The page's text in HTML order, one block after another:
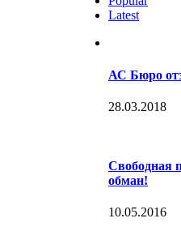
Latest
АС Бюро
28.03.2018
Свободная
обман!
10.05.2016